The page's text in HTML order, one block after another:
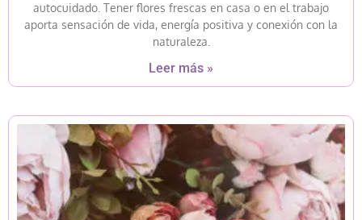
autocuidado. Tener flores frescas en casa o en el trabajo
aporta sensación de vida, energía positiva y conexión con la
naturaleza.
Leer más »